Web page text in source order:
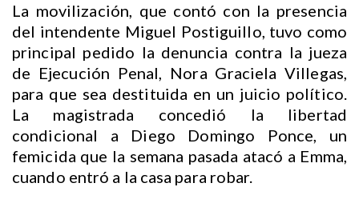
La movilización, que contó con la presencia
del intendente Miguel Postiguillo, tuvo como
principal pedido la denuncia contra la jueza
de Ejecución Penal, Nora Graciela Villegas,
para que sea destituida en un juicio político.
La magistrada concedió la libertad
condicional a Diego Domingo Ponce, un
femicida que la semana pasada atacó a Emma,
cuando entró a la casa para robar.